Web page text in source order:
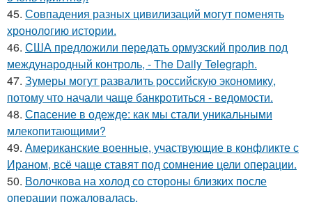
45. Совпадения разных цивилизаций могут поменять
хронологию истории.
46. США предложили передать ормузский пролив под
международный контроль, - The Daily Telegraph.
47. Зумеры могут развалить российскую экономику,
потому что начали чаще банкротиться - ведомости.
48. Спасение в одежде: как мы стали уникальными
млекопитающими?
49. Американские военные, участвующие в конфликте с
Ираном, всё чаще ставят под сомнение цели операции.
50. Волочкова на холод со стороны близких после
операции пожаловалась.